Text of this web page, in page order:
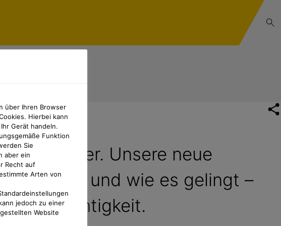
Bewohner. Unsere neue
ist und wie es gelingt –
über Ihren Browser
Hierbei kann
Gerät handeln.
Funktion
Sie
aber ein
Recht auf
Arten von
jedoch zu einer
Website